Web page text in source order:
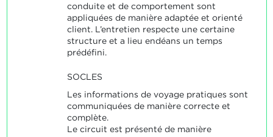
conduite et de comportement sont
appliquées de manière adaptée et orienté
client. L’entretien respecte une certaine
structure et a lieu endéans un temps
prédéfini.
SOCLES
Les informations de voyage pratiques sont
communiquées de manière correcte et
complète.
Le circuit est présenté de manière